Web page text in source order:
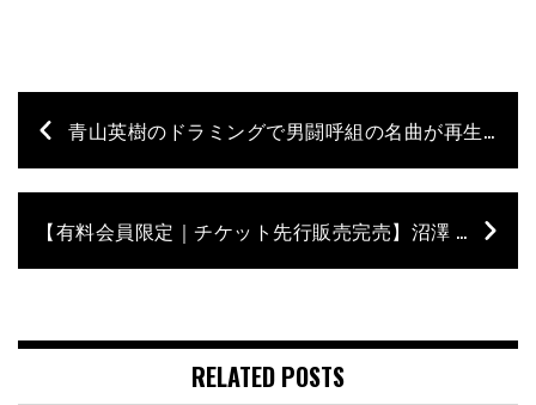
青山英樹のドラミングで男闘呼組の名曲が再生｜Rockon Social Clubカヴァー・アルバム発売
【有料会員限定｜チケット先行販売完売】沼澤 尚 the Greatest Playlist feat.ジェフ・ポーカロ♯2
RELATED POSTS